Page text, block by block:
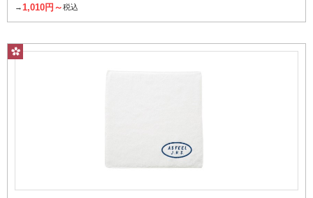
→1,010円～税込